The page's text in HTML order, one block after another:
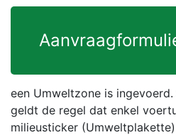
een Umweltzone is
geldt de regel dat enkel
milieusticker